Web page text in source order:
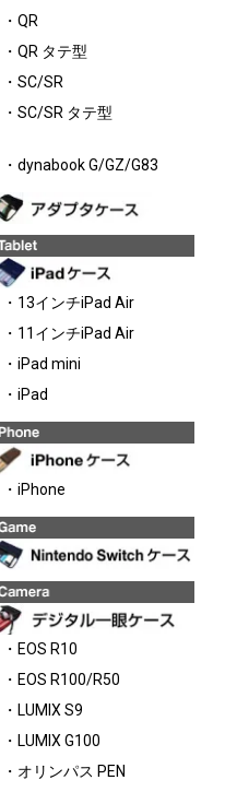
・QR
・QR タテ型
・SC/SR
・SC/SR タテ型
・dynabook G/GZ/G83
・13インチiPad Air
・11インチiPad Air
・iPad mini
・iPad
・iPhone
・EOS R10
・EOS R100/R50
・LUMIX S9
・LUMIX G100
・オリンパス PEN